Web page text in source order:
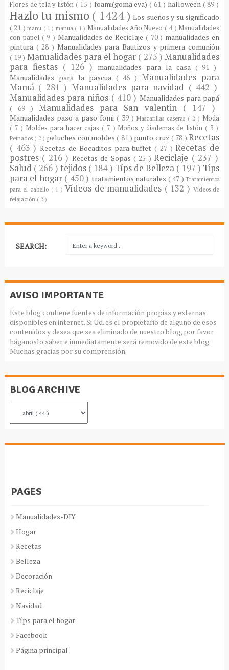
Flores de tela y listón ( 15 ) foami(goma eva)( 61 ) halloween ( 89 )
Hazlo tu mismo ( 1424 )Los sueños y su significado
( 21 )manu ( 1 ) manua ( 1 ) Manualidades Año Nuevo ( 4 ) Manualidades
con papel ( 9 )Manualidades de Reciclaje ( 70 ) manualidades en
pintura ( 28 ) Manualidades para Bautizos y primera comunión
( 19 ) Manualidades para el hogar ( 275 )Manualidades
para fiestas ( 126 ) manualidades para la casa ( 91 )
Manualidades para la pascua ( 46 )Manualidades para
Mamá ( 281 ) Manualidades para navidad ( 442 )
Manualidades para niños ( 410 ) Manualidades para papá
( 69 )Manualidades para San valentin ( 147 )
Manualidades paso a paso fomi ( 39 )Mascarillas caseras ( 2 ) Moda
( 7 ) Moldes para hacer cajas ( 7 ) Moños y diademas de listón ( 3 )
Peinados ( 2 ) peluches con moldes( 81 ) punto cruz( 78 )Recetas
( 463 )Recetas de Bocaditos para buffet( 27 )Recetas de
postres ( 216 ) Recetas de Sopas( 25 )Reciclaje ( 237 )
Salud ( 266 ) tejidos ( 184 ) Típs de Belleza ( 197 ) Tips
para el hogar ( 450 ) tratamientos naturales ( 47 )Tratamientos
para el cabello ( 1 ) Vídeos de manualidades ( 132 ) Vídeos de
relajación ( 2 )
SEARCH:
AVISO IMPORTANTE
Este blog contiene fuentes de información propias y externas
disponibles en internet. Si Ud. es el propietario de alguno de esos
contenidos y desea que sea eliminado de nuestro blog, por favor
háganoslo saber e inmediatamente será removido de este blog.
Muchas gracias por su comprensión.
BLOG ARCHIVE
PAGES
Manualidades-DIY
Hogar
Recetas
Belleza
Decoración
Reciclaje
Navidad
Típs para el hogar
Facebook
Página principal